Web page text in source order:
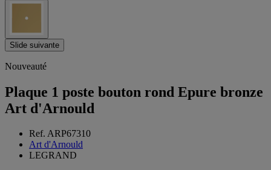
Slide suivante
Nouveauté
Plaque 1 poste bouton rond Epure bronze
Art d'Arnould
Ref. ARP67310
Art d'Arnould
LEGRAND